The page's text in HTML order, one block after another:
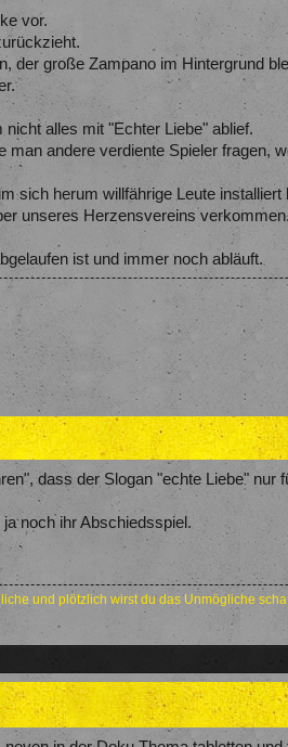
vor.
der große Zampano im Hintergrund
alles mit "Echter Liebe" ablief.
man andere verdiente Spieler fragen,
sich herum willfährige Leute installiert
unseres Herzensvereins verkommen.
ist und immer noch abläuft.
dass der Slogan "echte Liebe"
noch ihr Abschiedsspiel.
und plötzlich wirst du das Unmögliche